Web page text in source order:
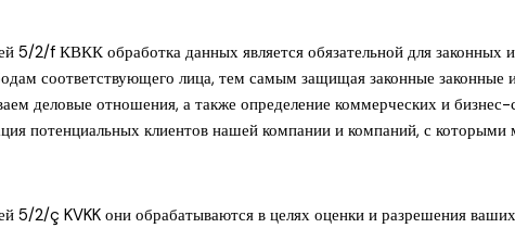
5/2/f КВКК обработка данных является обязательной для
соответствующего лица, тем самым защищая законные
деловые отношения, а также определение коммерческих и
потенциальных клиентов нашей компании и компаний, с которыми
5/2/ç KVKK они обрабатываются в целях оценки и разрешения